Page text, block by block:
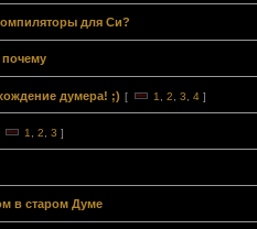
для Си?
думера! ;) [ 1 2 3 4 ]
1 2 3 ]
в старом Думе